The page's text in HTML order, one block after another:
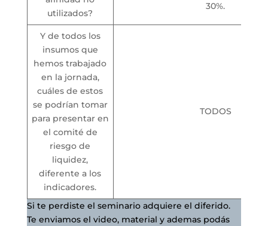
utilizados?
30%.
Y de todos los
insumos que
hemos trabajado
en la jornada,
cuáles de estos
se podrían tomar
para presentar en
el comité de
riesgo de
liquidez,
diferente a los
indicadores.
TODOS
Si te perdiste el seminario adquiere el diferido.
Te enviamos el video, material y ademas podás